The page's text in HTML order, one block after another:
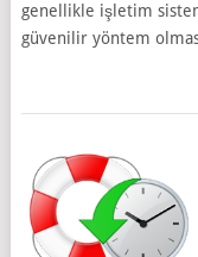
genellikle işletim
güvenilir yöntem